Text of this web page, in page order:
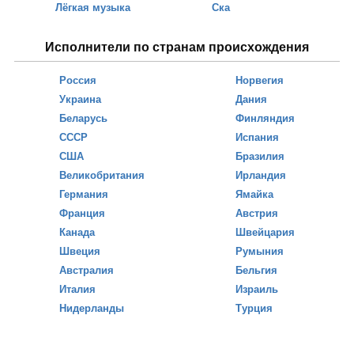
Лёгкая музыка
Ска
Исполнители по странам происхождения
Россия
Украина
Беларусь
СССР
США
Великобритания
Германия
Франция
Канада
Швеция
Австралия
Италия
Нидерланды
Норвегия
Дания
Финляндия
Испания
Бразилия
Ирландия
Ямайка
Австрия
Швейцария
Румыния
Бельгия
Израиль
Турция